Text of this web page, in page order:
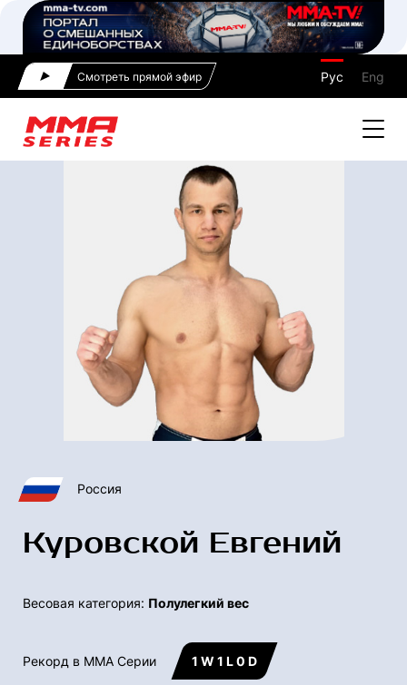
Смотреть прямой эфир Рус Eng
Россия
Куровской Евгений
Весовая категория: Полулегкий вес
Рекорд в ММА Серии 1 W 1 L 0 D